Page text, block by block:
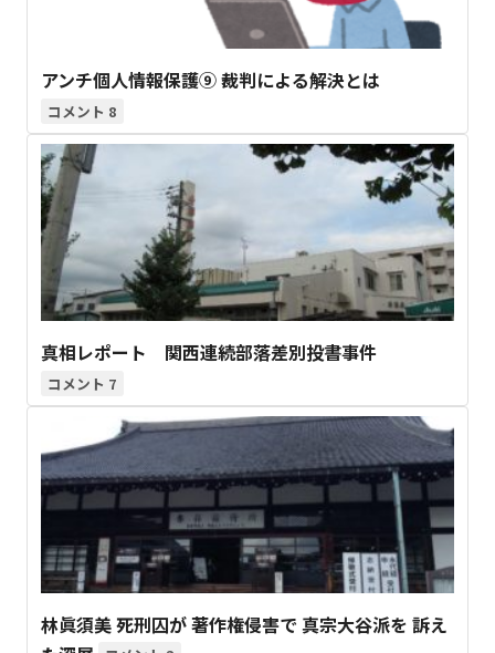
アンチ個人情報保護⑨ 裁判による解決とは
8
真相レポート 関西連続部落差別投書事件
7
林眞須美 死刑囚が 著作権侵害で 真宗大谷派を 訴え